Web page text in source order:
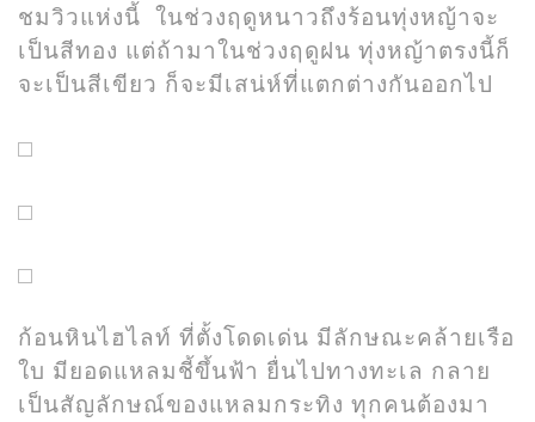
ชมวิวแห่งนี้ ในช่วงฤดูหนาวถึงร้อนทุ่งหญ้าจะ
เป็นสีทอง แต่ถ้ามาในช่วงฤดูฝน ทุ่งหญ้าตรงนี้ก็
จะเป็นสีเขียว ก็จะมีเสน่ห์ที่แตกต่างกันออกไป
ก้อนหินไฮไลท์ ที่ตั้งโดดเด่น มีลักษณะคล้ายเรือ
ใบ มียอดแหลมชี้ขึ้นฟ้า ยื่นไปทางทะเล กลาย
เป็นสัญลักษณ์ของแหลมกระทิง ทุกคนต้องมา